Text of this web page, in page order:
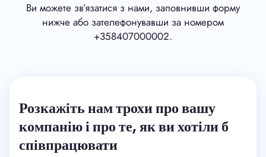
Ви можете зв’язатися з нами, заповнивши форму
нижче або зателефонувавши за номером
+358407000002.
Розкажіть нам трохи про вашу
компанію і про те, як ви хотіли б
співпрацювати